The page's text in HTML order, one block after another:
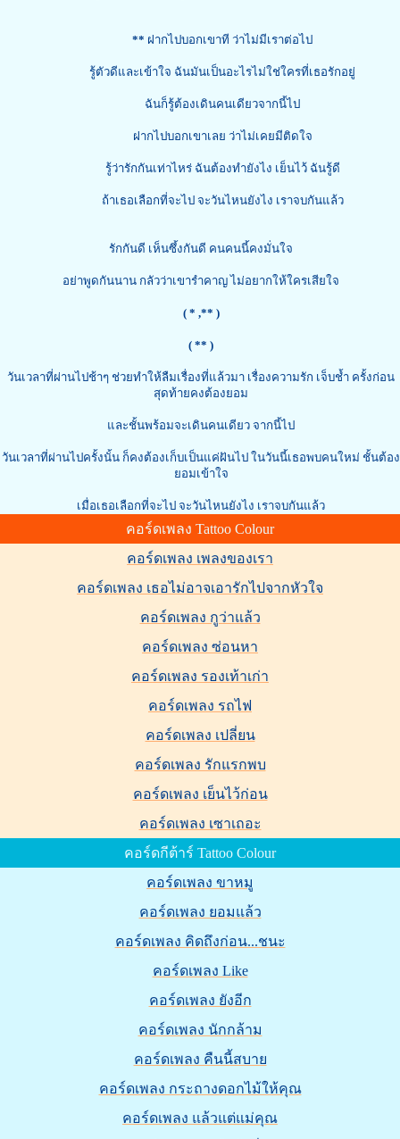
** ฝากไปบอกเขาที ว่าไม่มีเราต่อไป
รู้ตัวดีและเข้าใจ ฉันมันเป็นอะไรไม่ใช่ใครที่เธอรักอยู่
ฉันก็รู้ต้องเดินคนเดียวจากนี้ไป
ฝากไปบอกเขาเลย ว่าไม่เคยมีติดใจ
รู้ว่ารักกันเท่าไหร่ ฉันต้องทำยังไง เย็นไว้ ฉันรู้ดี
ถ้าเธอเลือกที่จะไป จะวันไหนยังไง เราจบกันแล้ว
รักกันดี เห็นซึ้งกันดี คนคนนี้คงมั่นใจ
อย่าพูดกันนาน กลัวว่าเขารำคาญ ไม่อยากให้ใครเสียใจ
( * ,** )
( ** )
วันเวลาที่ผ่านไปช้าๆ ช่วยทำให้ลืมเรื่องที่แล้วมา เรื่องความรัก เจ็บช้ำ ครั้งก่อน
สุดท้ายคงต้องยอม
และชั้นพร้อมจะเดินคนเดียว จากนี้ไป
วันเวลาที่ผ่านไปครั้งนั้น ก็คงต้องเก็บเป็นแค่ฝันไป ในวันนี้เธอพบคนใหม่ ชั้นต้อง
ยอมเข้าใจ
เมื่อเธอเลือกที่จะไป จะวันไหนยังไง เราจบกันแล้ว
คอร์ดเพลง Tattoo Colour
คอร์ดเพลง เพลงของเรา
คอร์ดเพลง เธอไม่อาจเอารักไปจากหัวใจ
คอร์ดเพลง กูว่าแล้ว
คอร์ดเพลง ซ่อนหา
คอร์ดเพลง รองเท้าเก่า
คอร์ดเพลง รถไฟ
คอร์ดเพลง เปลี่ยน
คอร์ดเพลง รักแรกพบ
คอร์ดเพลง เย็นไว้ก่อน
คอร์ดเพลง เซาเถอะ
คอร์ดกีต้าร์ Tattoo Colour
คอร์ดเพลง ขาหมู
คอร์ดเพลง ยอมแล้ว
คอร์ดเพลง คิดถึงก่อน...ชนะ
คอร์ดเพลง Like
คอร์ดเพลง ยังอีก
คอร์ดเพลง นักกล้าม
คอร์ดเพลง คืนนี้สบาย
คอร์ดเพลง กระถางดอกไม้ให้คุณ
คอร์ดเพลง แล้วแต่แม่คุณ